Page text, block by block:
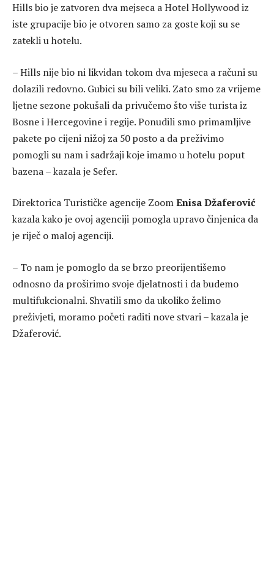
Hills bio je zatvoren dva mejseca a Hotel Hollywood iz
iste grupacije bio je otvoren samo za goste koji su se
zatekli u hotelu.
– Hills nije bio ni likvidan tokom dva mjeseca a računi su
dolazili redovno. Gubici su bili veliki. Zato smo za vrijeme
ljetne sezone pokušali da privučemo što više turista iz
Bosne i Hercegovine i regije. Ponudili smo primamljive
pakete po cijeni nižoj za 50 posto a da preživimo
pomogli su nam i sadržaji koje imamo u hotelu poput
bazena – kazala je Sefer.
Direktorica Turističke agencije ZoomEnisa Džaferović
kazala kako je ovoj agenciji pomogla upravo činjenica da
je riječ o maloj agenciji.
– To nam je pomoglo da se brzo preorijentišemo
odnosno da proširimo svoje djelatnosti i da budemo
multifukcionalni. Shvatili smo da ukoliko želimo
preživjeti, moramo početi raditi nove stvari – kazala je
Džaferović.